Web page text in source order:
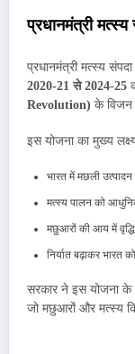
प्रधानमंत्री मत्स्य
प्रधानमंत्री मत्स्य
2020-21 से 2024-25
Revolution) के विजन
इस योजना का मुख्य
भारत में मछली
मत्स्य पालन को
मछुआरों की आय में
निर्यात बढ़ाकर भारत
सरकार ने इस योजना के
जो मछुआरों और मत्स्य